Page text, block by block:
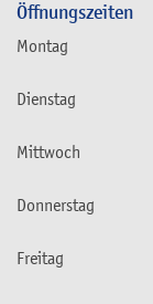
Öffnungszeiten
Montag
Dienstag
Mittwoch
Donnerstag
Freitag